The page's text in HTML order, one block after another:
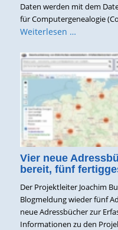
Daten werden mit dem
für Computergenealogie
Weiterlesen …
Vier neue
bereit, fünf
Der Projektleiter Joachim
Blogmeldung wieder fünf
neue Adressbücher zur
Informationen zu den